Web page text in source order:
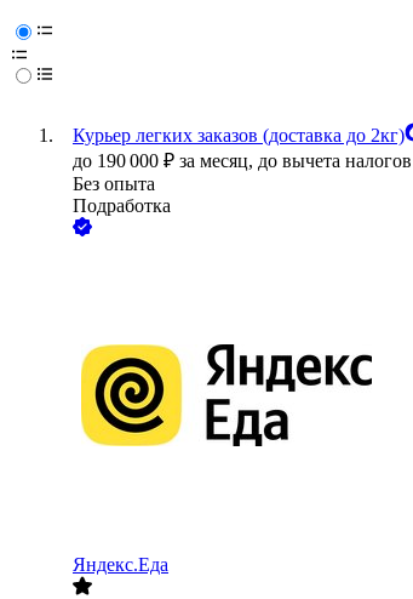
Курьер легких заказов (доставка до 2кг)
до 190 000 ₽ за месяц, до вычета налогов
Без опыта
Подработка
Яндекс.Еда